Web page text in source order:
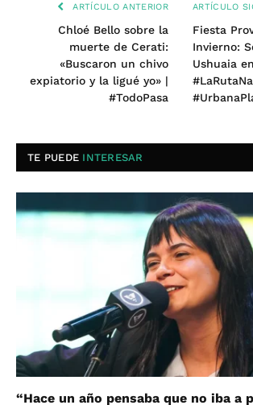
ARTÍCULO ANTERIOR
Chloé Bello sobre la
muerte de Cerati:
«Buscaron un chivo
expiatorio y la ligué yo» |
#TodoPasa
ARTÍCULO
Fiesta
Invierno:
Ushuaia
TE PUEDE INTERESAR
“Hace un año pensaba que no iba a